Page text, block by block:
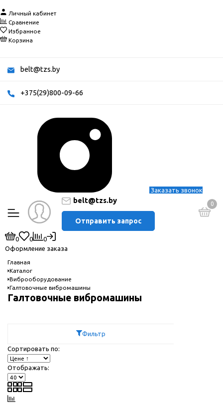
Личный кабинет
Сравнение
Избранное
Корзина
belt@tzs.by
+375(29)800-09-66
Заказать звонок
belt@tzs.by
Отправить запрос
0
0 0
0
Оформление заказа
Главная
Каталог
Виброоборудование
Галтовочные вибромашины
Галтовочные вибромашины
Фильтр
Сортировать по:
Отображать: